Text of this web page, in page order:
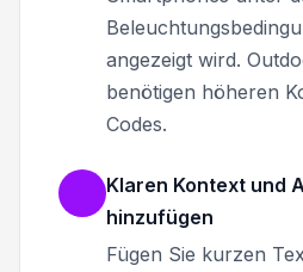
angezeigt wird.
benötigen höheren
Codes.
Klaren Kontext und
hinzufügen
Fügen Sie kurzen